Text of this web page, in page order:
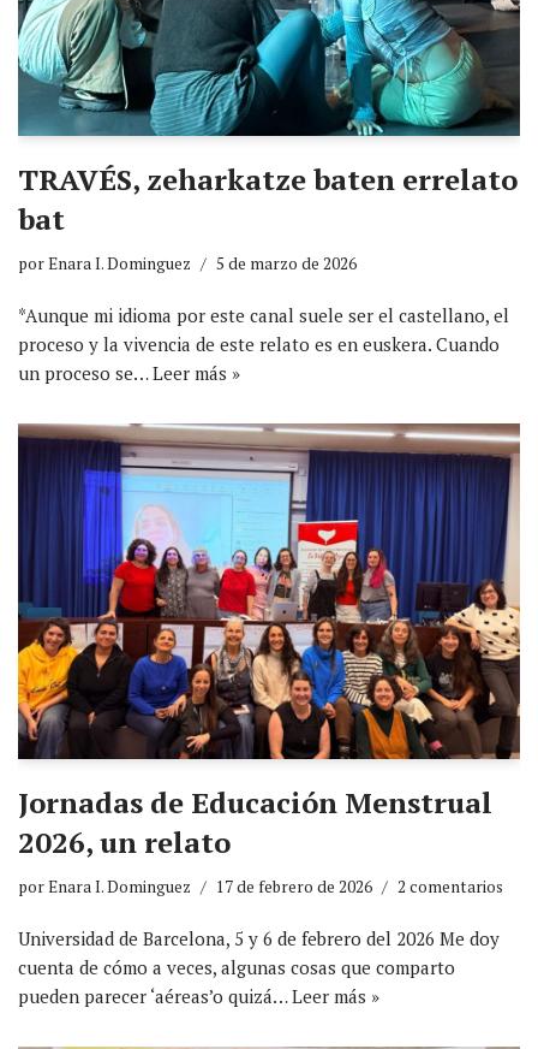
TRAVÉS, zeharkatze baten errelato
bat
porEnara I. Dominguez 5 de marzo de 2026
*Aunque mi idioma por este canal suele ser el castellano, el
proceso y la vivencia de este relato es en euskera. Cuando
un proceso se…Leer más »
Jornadas de Educación Menstrual
2026, un relato
porEnara I. Dominguez 17 de febrero de 2026 2 comentarios
Universidad de Barcelona, 5 y 6 de febrero del 2026 Me doy
cuenta de cómo a veces, algunas cosas que comparto
pueden parecer ‘aéreas’o quizá…Leer más »